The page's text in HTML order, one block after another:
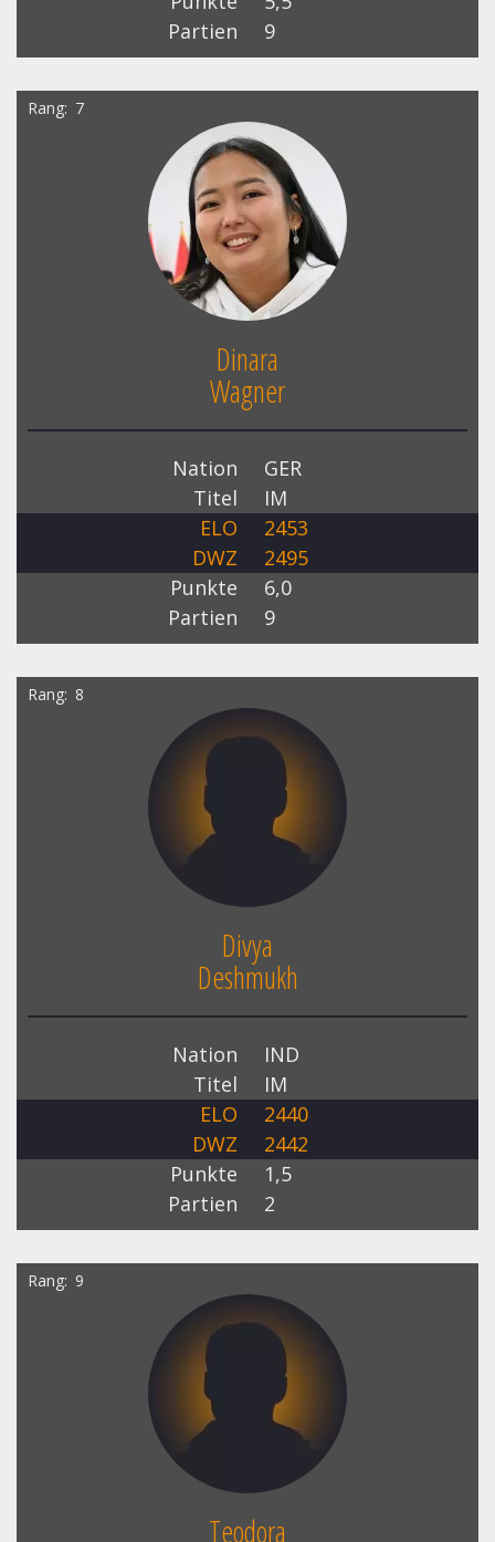
Partien
9
Rang 7
Dinara
Wagner
Nation
GER
Titel
IM
ELO
2453
DWZ
2495
Punkte
6,0
Partien
9
Rang 8
Divya
Deshmukh
Nation
IND
Titel
IM
ELO
2440
DWZ
2442
Punkte
1,5
Partien
2
Rang 9
Teodora